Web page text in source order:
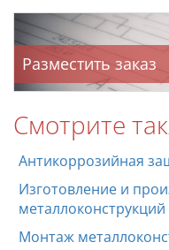
Разместить заказ
Смотрите
Антикоррозийная
Изготовление и
металлоконструкций
Монтаж